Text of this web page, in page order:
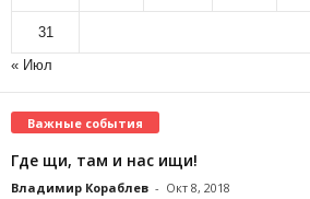
31
« Июл
Важные события
Где щи, там и нас ищи!
Владимир Кораблев - Окт 8, 2018